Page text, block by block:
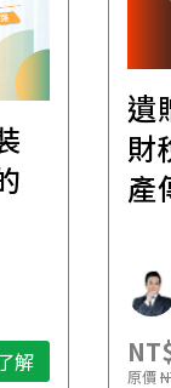
解
遺
財
產
原價